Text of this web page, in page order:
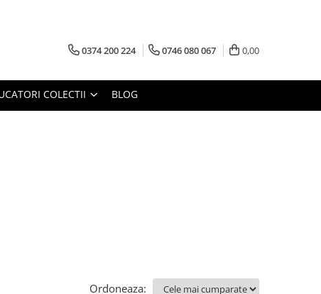
0374 200 224 0746 080 067 0,00
COLECTII BLOG
Ordoneaza: